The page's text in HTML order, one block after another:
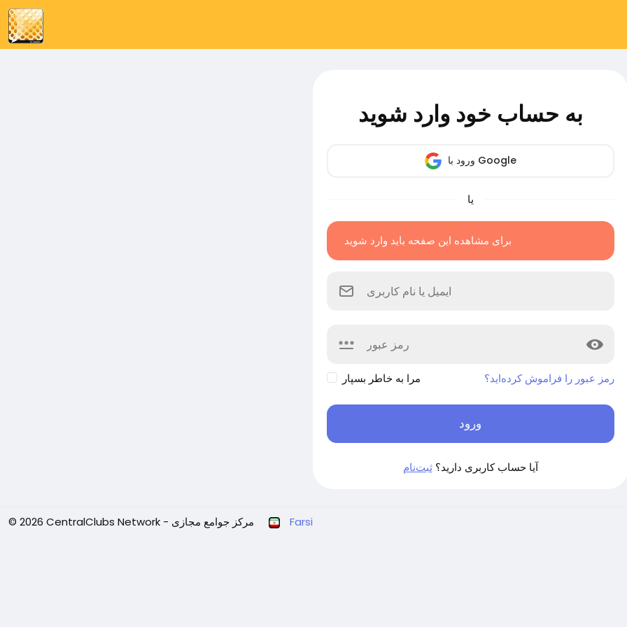
به حساب خود وارد شوید
ورود با Google
یا
برای مشاهده این صفحه باید وارد شوید
مرا به خاطر بسپار رمز عبور را فراموش کرده‌اید؟
ورود
آیا حساب کاربری دارید؟ثبت‌نام
© 2026 CentralClubs Network - مرکز جوامع مجازی Farsi